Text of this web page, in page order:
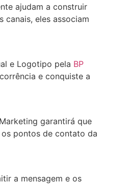
ajudam a construir
canais, eles associam
e Logotipo pela BP
e conquiste a
garantirá que
pontos de contato da
a mensagem e os